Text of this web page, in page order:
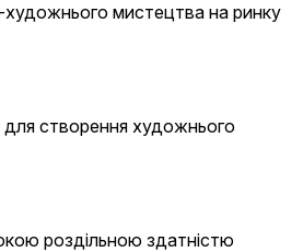
мистецтва на ринку
для створення художнього
роздільною здатністю